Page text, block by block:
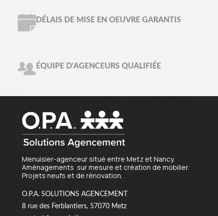
DÉLAIS DE MISE EN OEUVRE GARANTIS
ÉQUIPE D’AGENCEURS QUALIFIÉE
Menuisier-agenceur situé entre Metz et Nancy.
Aménagements sur mesure et création de mobilier.
Projets neufs et de rénovation.
O.P.A. SOLUTIONS AGENCEMENT
8 rue des Ferblantiers, 57070 Metz